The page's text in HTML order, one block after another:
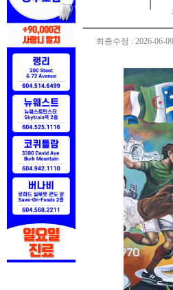
최종수정 : 2026-06-